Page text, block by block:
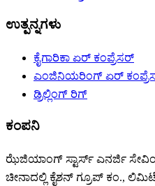
ಉತ್ಪನ್ನಗಳು
ಕೈಗಾರಿಕಾ ಏರ್ ಕಂಪ್ರೆಸರ್
ಎಂಜಿನಿಯರಿಂಗ್ ಏರ್
ಡ್ರಿಲ್ಲಿಂಗ್ ರಿಗ್
ಕಂಪನಿ
ಝೆಜಿಯಾಂಗ್ ಸ್ಟಾರ್ಸ್ ಎನರ್ಜಿ
ಚೀನಾದಲ್ಲಿ ಕೈಶನ್ ಗ್ರೂಪ್ ಕಂ.,